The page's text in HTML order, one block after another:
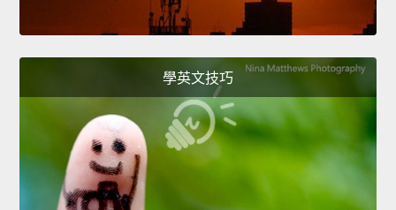
學英文技巧